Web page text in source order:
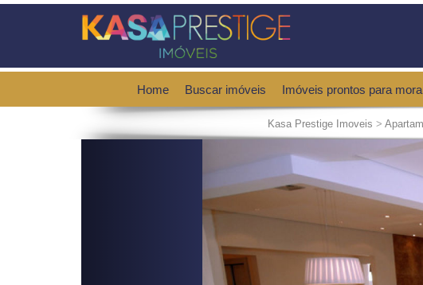
Home Buscar imóveis Imóveis prontos para
Kasa Prestige Imoveis >